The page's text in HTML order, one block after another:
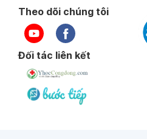
Theo dõi chúng tôi
Đối tác liên kết